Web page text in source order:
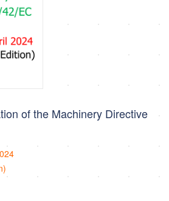
of the Machinery Directive